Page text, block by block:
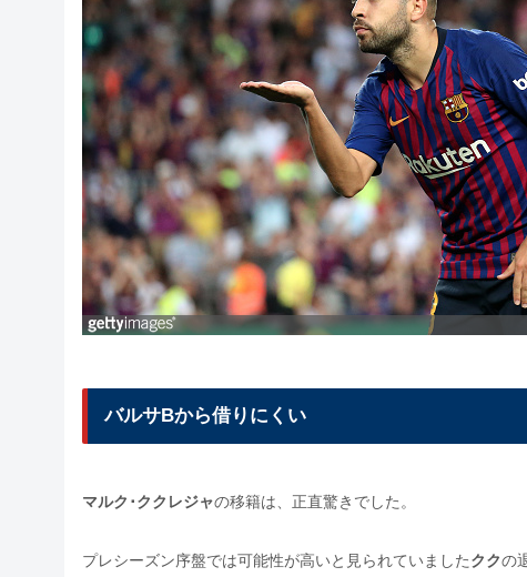
バルサBから借りにくい
マルク･ククレジャの移籍は、正直驚きでした。
プレシーズン序盤では可能性が高いと見られていましたククの